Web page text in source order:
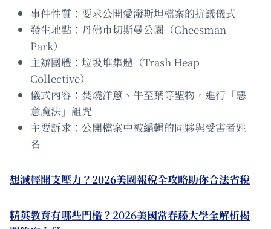
事件性質：要求公開愛潑斯坦檔案的抗議儀式
發生地點：丹佛市切斯曼公園（Cheesman
Park）
主辦團體：垃圾堆集體（Trash Heap
Collective）
儀式內容：焚燒洋蔥、牛至葉等聖物，進行「惡
意魔法」詛咒
主要訴求：公開檔案中被編輯的同夥與受害者姓
名
想減輕開支壓力？2026美國報稅全攻略助你合法省稅
精英教育有哪些門檻？2026美國常春藤大學全解析揭